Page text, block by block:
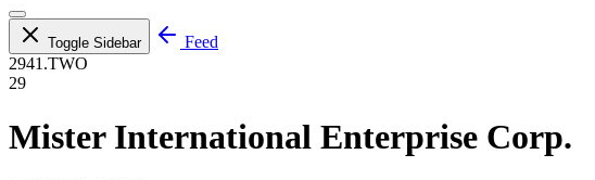
Toggle Sidebar
Feed
2941.TWO
29
Mister International Enterprise Corp.